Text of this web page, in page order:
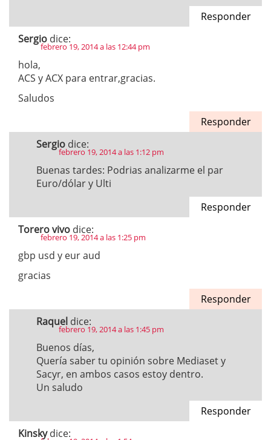
Responder
Sergio dice:
febrero 19, 2014 a las 12:44 pm
hola,
ACS y ACX para entrar,gracias.
Saludos
Responder
Sergio dice:
febrero 19, 2014 a las 1:12 pm
Buenas tardes: Podrias analizarme el par
Euro/dólar y Ulti
Responder
Torero vivo dice:
febrero 19, 2014 a las 1:25 pm
gbp usd y eur aud
gracias
Responder
Raquel dice:
febrero 19, 2014 a las 1:45 pm
Buenos días,
Quería saber tu opinión sobre Mediaset y
Sacyr, en ambos casos estoy dentro.
Un saludo
Responder
Kinsky dice: